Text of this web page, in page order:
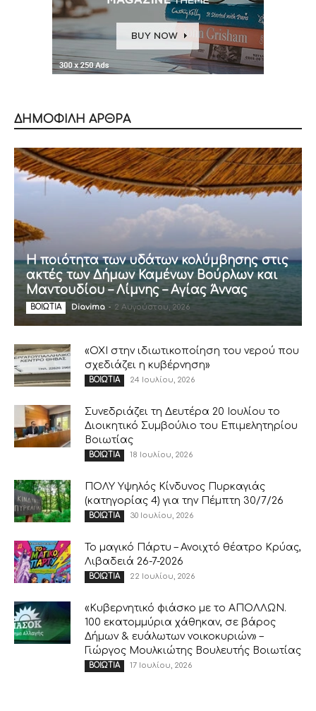
ΔΗΜΟΦΙΛΗ ΑΡΘΡΑ
Η ποιότητα των υδάτων κολύμβησης στις
ακτές των Δήμων Καμένων Βούρλων και
Μαντουδίου – Λίμνης – Αγίας Άννας
ΒΟΙΩΤΙΑ Diavima - 2 Αυγούστου, 2026
«ΟΧΙ στην ιδιωτικοποίηση του νερού που
σχεδιάζει η κυβέρνηση»
ΒΟΙΩΤΙΑ 24 Ιουλίου, 2026
Συνεδριάζει τη Δευτέρα 20 Ιουλίου το
Διοικητικό Συμβούλιο του Επιμελητηρίου
Βοιωτίας
ΒΟΙΩΤΙΑ 18 Ιουλίου, 2026
ΠΟΛΥ Υψηλός Κίνδυνος Πυρκαγιάς
(κατηγορίας 4) για την Πέμπτη 30/7/26
ΒΟΙΩΤΙΑ 30 Ιουλίου, 2026
Το μαγικό Πάρτυ – Ανοιχτό θέατρο Κρύας,
Λιβαδειά 26-7-2026
ΒΟΙΩΤΙΑ 22 Ιουλίου, 2026
«Κυβερνητικό φιάσκο με το ΑΠΟΛΛΩΝ.
100 εκατομμύρια χάθηκαν, σε βάρος
Δήμων & ευάλωτων νοικοκυριών» –
Γιώργος Μουλκιώτης Βουλευτής Βοιωτίας
ΒΟΙΩΤΙΑ 17 Ιουλίου, 2026